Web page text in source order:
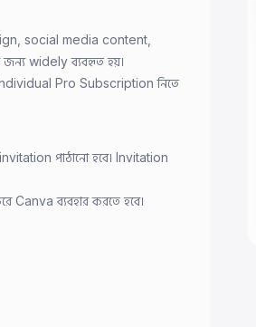
social media content,
widely ব্যবহৃত হয়।
Pro Subscription নিতে
পাঠানো হবে। Invitation
ব্যবহার করতে হবে।